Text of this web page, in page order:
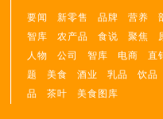
要闻 新零售 品牌 营养
智库
农产品 食说 聚焦
人物
公司 智库 电商
直
题
美食 酒业 乳品
饮品
品
茶叶 美食图库